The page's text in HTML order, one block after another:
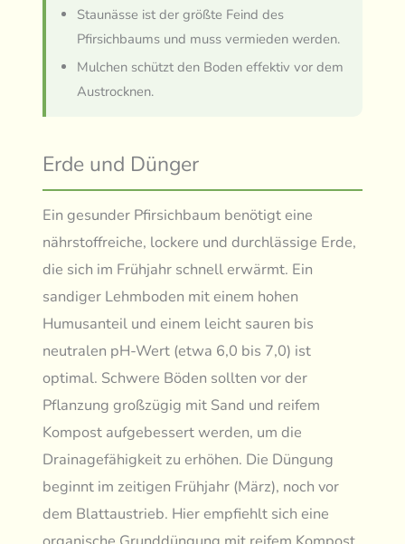
Staunässe ist der größte Feind des
Pfirsichbaums und muss vermieden werden.
Mulchen schützt den Boden effektiv vor dem
Austrocknen.
Erde und Dünger
Ein gesunder Pfirsichbaum benötigt eine
nährstoffreiche, lockere und durchlässige Erde,
die sich im Frühjahr schnell erwärmt. Ein
sandiger Lehmboden mit einem hohen
Humusanteil und einem leicht sauren bis
neutralen pH-Wert (etwa 6,0 bis 7,0) ist
optimal. Schwere Böden sollten vor der
Pflanzung großzügig mit Sand und reifem
Kompost aufgebessert werden, um die
Drainagefähigkeit zu erhöhen. Die Düngung
beginnt im zeitigen Frühjahr (März), noch vor
dem Blattaustrieb. Hier empfiehlt sich eine